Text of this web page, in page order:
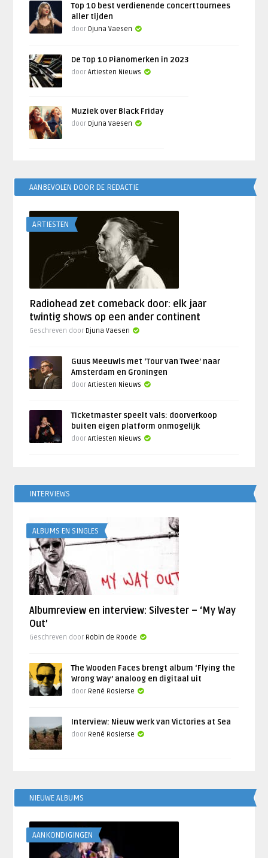
Top 10 best verdienende concerttournees
aller tijden
door Djuna Vaesen
De Top 10 Pianomerken in 2023
doorArtiesten Nieuws
Muziek over Black Friday
door Djuna Vaesen
AANBEVOLEN DOOR DE REDACTIE
ARTIESTEN
Radiohead zet comeback door: elk jaar
twintig shows op een ander continent
Geschreven door Djuna Vaesen
Guus Meeuwis met ‘Tour van Twee’ naar
Amsterdam en Groningen
doorArtiesten Nieuws
Ticketmaster speelt vals: doorverkoop
buiten eigen platform onmogelijk
doorArtiesten Nieuws
INTERVIEWS
ALBUMS EN SINGLES
Albumreview en interview: Silvester – ‘My Way
Out’
Geschreven door Robin de Roode
The Wooden Faces brengt album ‘Flying the
Wrong Way’ analoog en digitaal uit
door René Rosierse
Interview: Nieuw werk van Victories at Sea
door René Rosierse
NIEUWE ALBUMS
AANKONDIGINGEN